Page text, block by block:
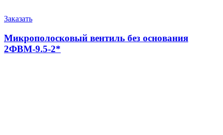
Заказать
Микрополосковый вентиль без основания
2ФВМ-9.5-2*